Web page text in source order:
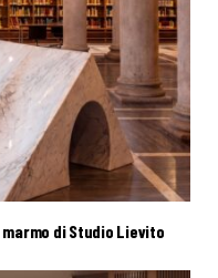
di Studio Lievito